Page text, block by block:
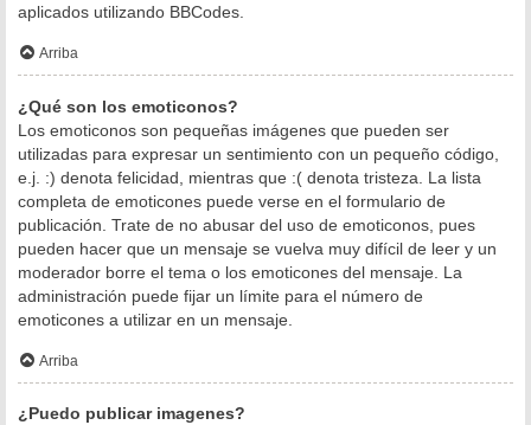
aplicados utilizando BBCodes.
Arriba
¿Qué son los emoticonos?
Los emoticonos son pequeñas imágenes que pueden ser
utilizadas para expresar un sentimiento con un pequeño código,
e.j. :) denota felicidad, mientras que :( denota tristeza. La lista
completa de emoticones puede verse en el formulario de
publicación. Trate de no abusar del uso de emoticonos, pues
pueden hacer que un mensaje se vuelva muy difícil de leer y un
moderador borre el tema o los emoticones del mensaje. La
administración puede fijar un límite para el número de
emoticones a utilizar en un mensaje.
Arriba
¿Puedo publicar imagenes?